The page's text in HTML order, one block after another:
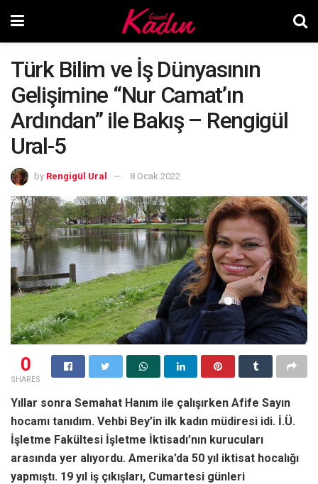
Türk Bilim ve İş Dünyasının
Gelişimine “Nur Camat’ın
Ardından” ile Bakış – Rengigül
Ural-5
by Rengigül Ural 8 Ocak 2022
0
SHARES
Yıllar sonra Semahat Hanım ile çalışırken Afife Sayın
hocamı tanıdım. Vehbi Bey’in ilk kadın müdiresi idi. İ.Ü.
İşletme Fakültesi İşletme İktisadı’nın kurucuları
arasında yer alıyordu. Amerika’da 50 yıl iktisat hocalığı
yapmıştı. 19 yıl iş çıkışları, Cumartesi günleri